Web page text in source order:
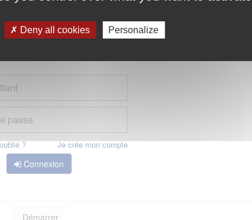
ce que FranceConnect ?
? Je crée mon compte
Connexion
Démarrer
Deny all cookies Personalize